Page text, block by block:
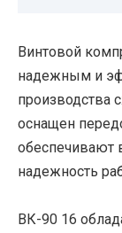
Винтовой
надежным и
производства
оснащен
обеспечивают
надежность
ВК-90 16